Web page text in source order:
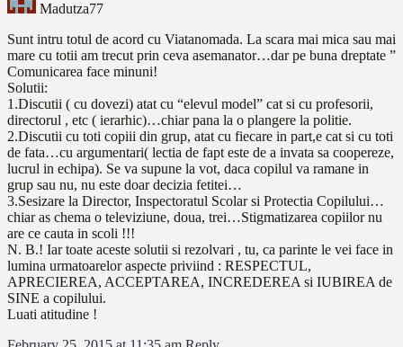
Madutza77
Sunt intru totul de acord cu Viatanomada. La scara mai mica sau mai
mare cu totii am trecut prin ceva asemanator…dar pe buna dreptate ”
Comunicarea face minuni!
Solutii:
1.Discutii ( cu dovezi) atat cu “elevul model” cat si cu profesorii,
directorul , etc ( ierarhic)…chiar pana la o plangere la politie.
2.Discutii cu toti copiii din grup, atat cu fiecare in part,e cat si cu toti
de fata…cu argumentari( lectia de fapt este de a invata sa coopereze,
lucrul in echipa). Se va supune la vot, daca copilul va ramane in
grup sau nu, nu este doar decizia fetitei…
3.Sesizare la Director, Inspectoratul Scolar si Protectia Copilului…
chiar as chema o televiziune, doua, trei…Stigmatizarea copiilor nu
are ce cauta in scoli !!!
N. B.! Iar toate aceste solutii si rezolvari , tu, ca parinte le vei face in
lumina urmatoarelor aspecte priviind : RESPECTUL,
APRECIEREA, ACCEPTAREA, INCREDEREA si IUBIREA de
SINE a copilului.
Luati atitudine !